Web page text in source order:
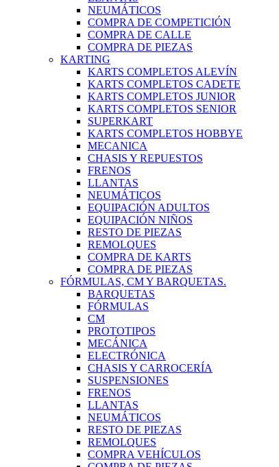
NEUMÁTICOS
COMPRA DE COMPETICIÓN
COMPRA DE CALLE
COMPRA DE PIEZAS
KARTING
KARTS COMPLETOS ALEVÍN
KARTS COMPLETOS CADETE
KARTS COMPLETOS JUNIOR
KARTS COMPLETOS SENIOR
SUPERKART
KARTS COMPLETOS HOBBYE
MECANICA
CHASIS Y REPUESTOS
FRENOS
LLANTAS
NEUMÁTICOS
EQUIPACIÓN ADULTOS
EQUIPACIÓN NIÑOS
RESTO DE PIEZAS
REMOLQUES
COMPRA DE KARTS
COMPRA DE PIEZAS
FÓRMULAS, CM Y BARQUETAS.
BARQUETAS
FÓRMULAS
CM
PROTOTIPOS
MECÁNICA
ELECTRÓNICA
CHASIS Y CARROCERÍA
SUSPENSIONES
FRENOS
LLANTAS
NEUMÁTICOS
RESTO DE PIEZAS
REMOLQUES
COMPRA VEHÍCULOS